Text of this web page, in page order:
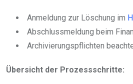
Anmeldung zur Löschung im
Abschlussmeldung beim
Archivierungspflichten
Übersicht der Prozessschritte: